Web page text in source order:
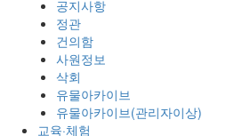
공지사항
정관
건의함
사원정보
삭회
유물아카이브
유물아카이브(관리자이상)
교육·체험